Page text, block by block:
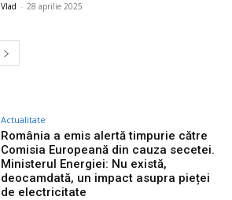
Vlad - 28 aprilie 2025
Actualitate
România a emis alertă timpurie către
Comisia Europeană din cauza secetei.
Ministerul Energiei: Nu există,
deocamdată, un impact asupra pieței
de electricitate